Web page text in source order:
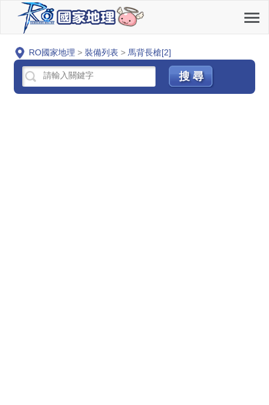
RO國家地理 > 裝備列表 > 馬背長槍[2]